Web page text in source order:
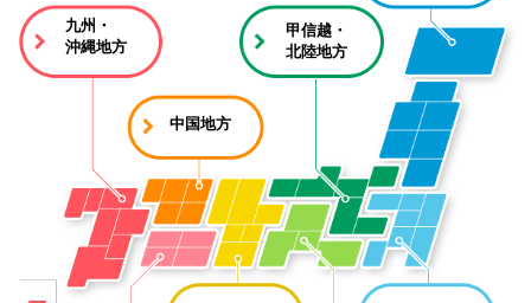
甲信越・
北陸地方
中国地方
九州・
沖縄地方